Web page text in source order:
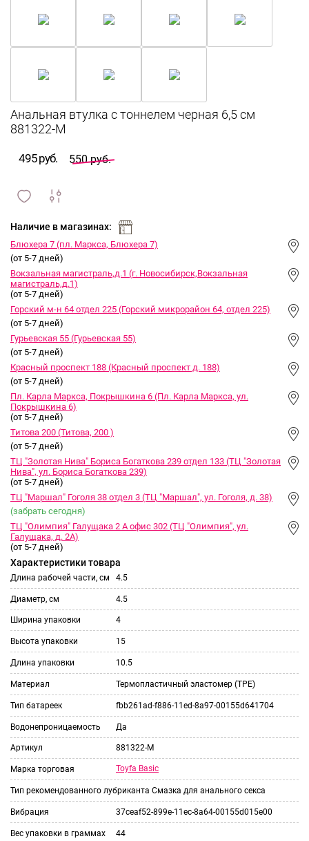
495 руб. 550 руб.
и
Наличие в магазинах:
Блюхера 7 (пл. Маркса, Блюхера 7)
(от 5-7 дней)
Вокзальная магистраль,д.1 (г. Новосибирск,Вокзальная
магистраль,д.1)
(от 5-7 дней)
Горский м-н 64 отдел 225 (Горский микрорайон 64, отдел 225)
(от 5-7 дней)
Гурьевская 55 (Гурьевская 55)
(от 5-7 дней)
Красный проспект 188 (Красный проспект д. 188)
(от 5-7 дней)
Пл. Карла Маркса, Покрышкина 6 (Пл. Карла Маркса, ул.
Покрышкина 6)
(от 5-7 дней)
Титова 200 (Титова, 200 )
(от 5-7 дней)
ТЦ "Золотая Нива" Бориса Богаткова 239 отдел 133 (ТЦ "Золотая
Нива", ул. Бориса Богаткова 239)
(от 5-7 дней)
ТЦ "Маршал" Гоголя 38 отдел 3 (ТЦ "Маршал", ул. Гоголя, д. 38)
(забрать сегодня)
ТЦ "Олимпия" Галущака 2 А офис 302 (ТЦ "Олимпия", ул.
Галущака, д. 2А)
(от 5-7 дней)
Характеристики товара
Длина рабочей части, см 4.5
Диаметр, см 4.5
Ширина упаковки 4
Высота упаковки 15
Длина упаковки 10.5
Материал Термопластичный эластомер (TPE)
Тип батареек fbb261ad-f886-11ed-8a97-00155d641704
Водонепроницаемость Да
Артикул 881322-M
Марка торговая Toyfa Basic
Тип рекомендованного лубриканта Смазка для анального секса
Вибрация 37ceaf52-899e-11ec-8a64-00155d015e00
Вес упаковки в граммах 44